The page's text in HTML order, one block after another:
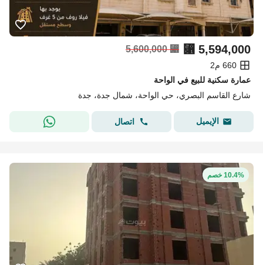
⃁ 5,594,000
⃁
5,600,000
660 م2
عمارة سكنية للبيع في الواحة
شارع القاسم البصري، حي الواحة، شمال جدة، جدة
الإيميل اتصال
10.4% خصم